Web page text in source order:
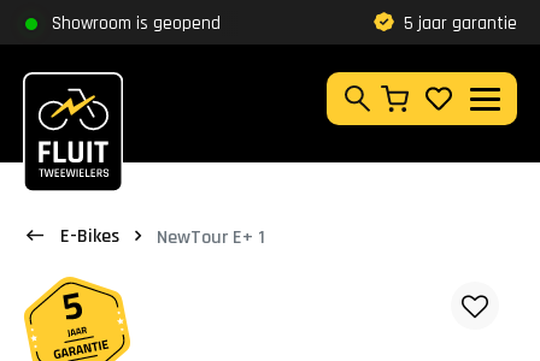
Zoeken
Zoeken
Showroom is geopend
Klantbeoordeling9,8 5 jaar garantie
E-Bikes NewTour E+ 1